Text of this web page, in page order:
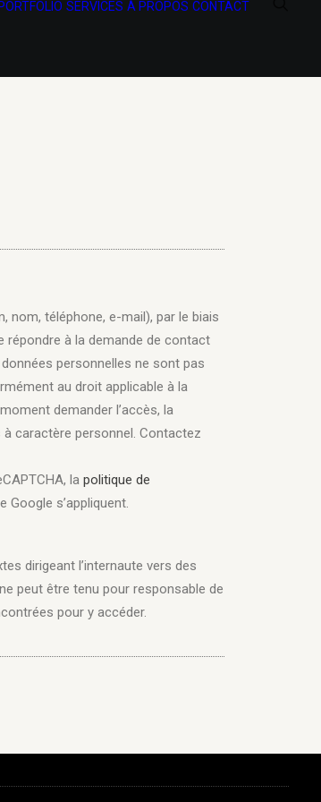
PORTFOLIO SERVICES À PROPOS CONTACT
nom, téléphone, e-mail), par le biais
à la demande de contact
personnelles ne sont pas
au droit applicable à la
demander l’accès, la
caractère personnel. Contactez
la politique de
Google s’appliquent.
dirigeant l’internaute vers des
peut être tenu pour responsable de
pour y accéder.